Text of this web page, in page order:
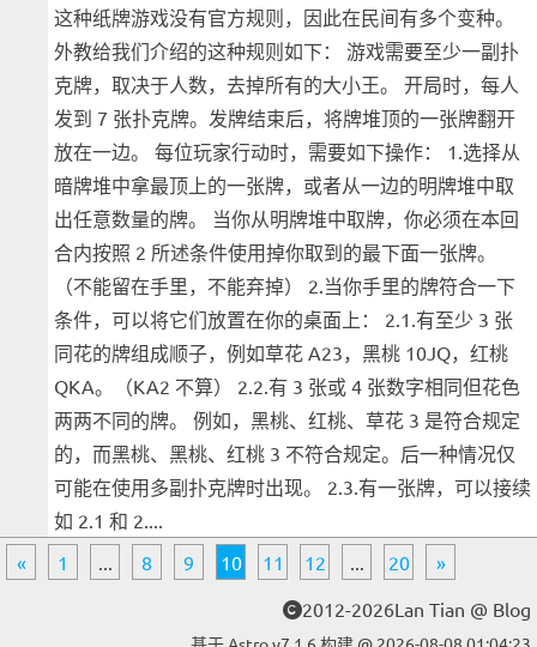
这种纸牌游戏没有官方规则，因此在民间有多个变种。
外教给我们介绍的这种规则如下： 游戏需要至少一副扑
克牌，取决于人数，去掉所有的大小王。 开局时，每人
发到 7 张扑克牌。发牌结束后，将牌堆顶的一张牌翻开
放在一边。 每位玩家行动时，需要如下操作： 1.选择从
暗牌堆中拿最顶上的一张牌，或者从一边的明牌堆中取
出任意数量的牌。 当你从明牌堆中取牌，你必须在本回
合内按照 2 所述条件使用掉你取到的最下面一张牌。
（不能留在手里，不能弃掉） 2.当你手里的牌符合一下
条件，可以将它们放置在你的桌面上： 2.1.有至少 3 张
同花的牌组成顺子，例如草花 A23，黑桃 10JQ，红桃
QKA。（KA2 不算） 2.2.有 3 张或 4 张数字相同但花色
两两不同的牌。 例如，黑桃、红桃、草花 3 是符合规定
的，而黑桃、黑桃、红桃 3 不符合规定。后一种情况仅
可能在使用多副扑克牌时出现。 2.3.有一张牌，可以接续
如 2.1 和 2....
«
1 ... 8 9 10 11 12 ... 20
»
2012-2026Lan Tian @ Blog